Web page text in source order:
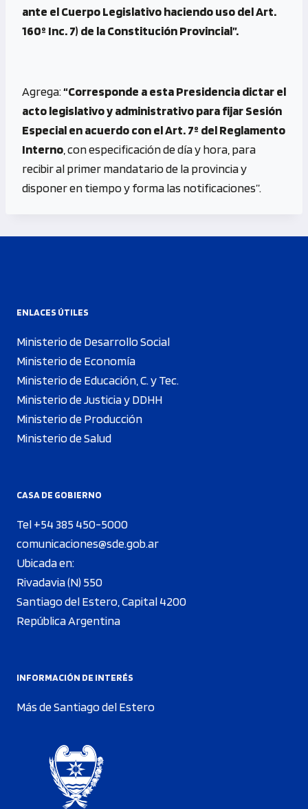
ante el Cuerpo Legislativo haciendo uso del Art.
160º Inc. 7) de la Constitución Provincial”.
Agrega:“Corresponde a esta Presidencia dictar el
acto legislativo y administrativo para fijar Sesión
Especial en acuerdo con el Art. 7º del Reglamento
Interno , con especificación de día y hora, para
recibir al primer mandatario de la provincia y
disponer en tiempo y forma las notificaciones”.
ENLACES ÚTILES
Ministerio de Desarrollo Social
Ministerio de Economía
Ministerio de Educación, C. y Tec.
Ministerio de Justicia y DDHH
Ministerio de Producción
Ministerio de Salud
CASA DE GOBIERNO
Tel +54 385 450-5000
comunicaciones@sde.gob.ar
Ubicada en:
Rivadavia (N) 550
Santiago del Estero, Capital 4200
República Argentina
INFORMACIÓN DE INTERÉS
Más de Santiago del Estero